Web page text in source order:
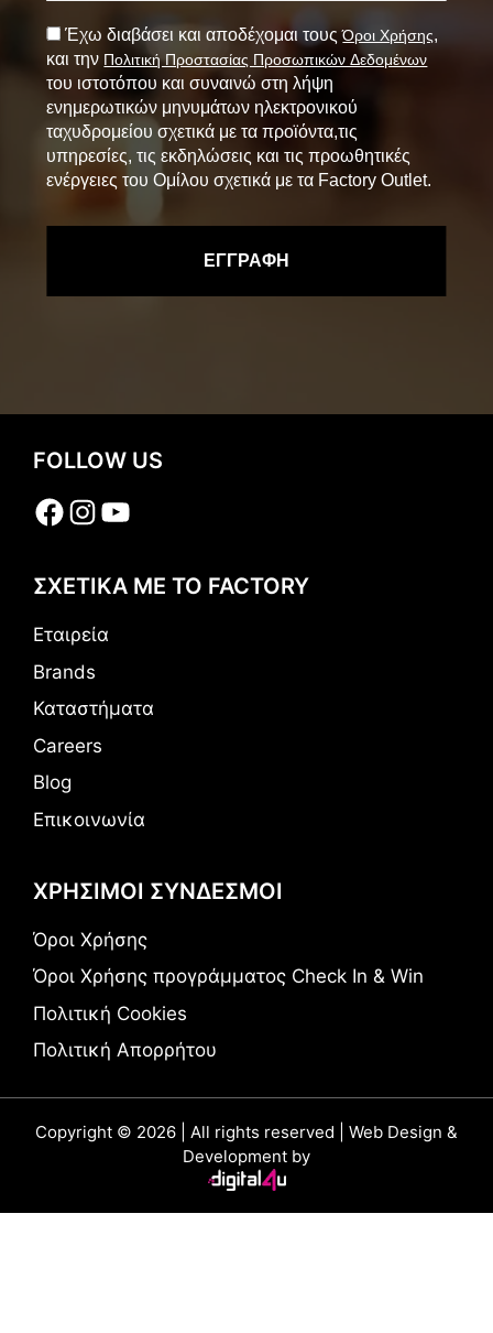
Έχω διαβάσει και αποδέχομαι τουςΌροι Χρήσης,
και την Πολιτική Προστασίας Προσωπικών Δεδομένων
του ιστοτόπου και συναινώ στη λήψη
ενημερωτικών μηνυμάτων ηλεκτρονικού
ταχυδρομείου σχετικά με τα προϊόντα,τις
υπηρεσίες, τις εκδηλώσεις και τις προωθητικές
ενέργειες του Ομίλου σχετικά με τα Factory Outlet.
FOLLOW US
Facebook
Instagram
YouTube
ΣΧΕΤΙΚΑ ΜΕ ΤΟ FACTORY
Εταιρεία
Brands
Καταστήματα
Careers
Blog
Επικοινωνία
ΧΡΗΣΙΜΟΙ ΣΥΝΔΕΣΜΟΙ
Όροι Χρήσης
Όροι Χρήσης προγράμματος Check In & Win
Πολιτική Cookies
Πολιτική Απορρήτου
Copyright © 2026 | All rights reserved | Web Design &
Development by